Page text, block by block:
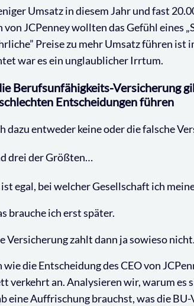
Umsatz in diesem Jahr und fast
von JCPenney wollten das Gefühl eines
Preise zu mehr Umsatz führen
war es ein unglaublicher Irrtum.
Berufsunfähigkeits-Versicherung
Entscheidungen führen
dazu entweder keine oder die falsche
drei der Größten…
ist egal, bei welcher Gesellschaft ich
brauche ich erst später.
Versicherung zahlt dann ja sowieso nicht.
die Entscheidung des CEO von
verkehrt an. Analysieren wir, warum
eine Auffrischung brauchst, was die